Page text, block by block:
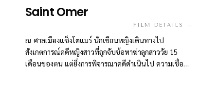
Saint Omer
FILM DETAILS →
ณ ศาลเมืองแซ็งโตแมร์ นักเขียนหญิงเดินทางไป
สังเกตการณ์คดีหญิงสาวที่ถูกจับข้อหาฆ่าลูกสาววัย 15
เดือนของตน แต่ยิ่งการพิจารณาคดีดำเนินไป ความเชื่อ